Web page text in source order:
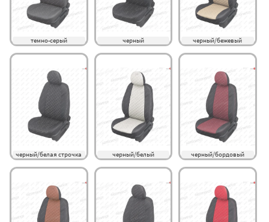
темно-серый черный черный/бежевый
черный/белая строчка черный/белый черный/бордовый